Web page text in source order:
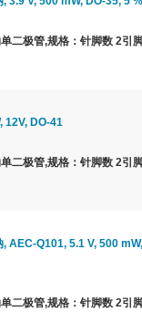
二极管,规格：针脚数 2引
12V, DO-41
二极管,规格：针脚数 2引
AEC-Q101, 5.1 V, 500
二极管,规格：针脚数 2引